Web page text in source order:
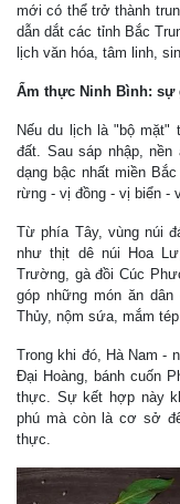
mới có thể trở thành
dẫn dắt các tỉnh Bắc
lịch văn hóa, tâm linh,
Ẩm thực Ninh Bình: sự
Nếu du lịch là "bộ
đất. Sau sáp nhập,
dạng bậc nhất miền
rừng - vị đồng - vị biển -
Từ phía Tây, vùng núi
như thịt dê núi Hoa
Trường, gà đồi Cúc
góp những món ăn
Thủy, nộm sứa, mắm
Trong khi đó, Hà Nam -
Đại Hoàng, bánh cuốn
thực. Sự kết hợp này
phú mà còn là cơ sở
thực.